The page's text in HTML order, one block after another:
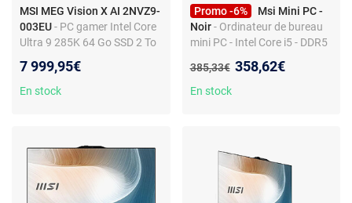
MSI MEG Vision X AI 2NVZ9-
003EU- PC gamer Intel Core
Ultra 9 285K 64 Go SSD 2 To
32 Go DLSS 4 Wi-Fi
7/Bluetooth Windows 11
7 999,95€
En stock
Promo -6%
Msi Mini PC -
Noir - Ordinateur de bureau
mini PC - Intel Core i5 - DDR5
Ancien prix :
385,33€ Nouveau prix :
358,62€
En stock